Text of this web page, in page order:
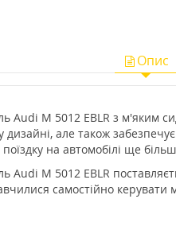
Опис
Audi M 5012 EBLR з м'яким
дизайні, але також
поїздку на автомобілі ще
Audi M 5012 EBLR
самостійно